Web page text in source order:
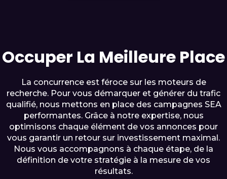
Occuper La Meilleure Place
La concurrence est féroce sur les moteurs de
recherche. Pour vous démarquer et générer du trafic
qualifié, nous mettons en place des campagnes SEA
performantes. Grâce à notre expertise, nous
optimisons chaque élément de vos annonces pour
vous garantir un retour sur investissement maximal.
Nous vous accompagnons à chaque étape, de la
définition de votre stratégie à la mesure de vos
résultats.